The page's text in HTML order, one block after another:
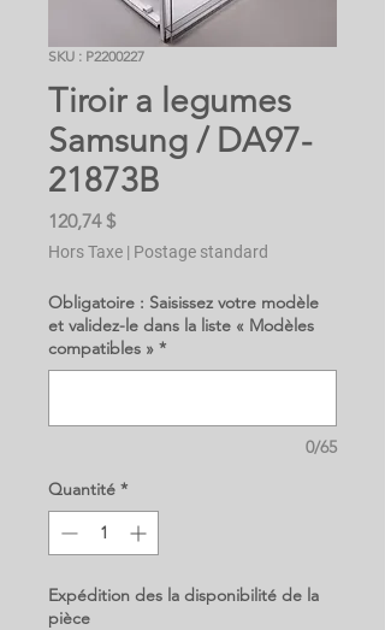
SKU : P2200227
Tiroir a legumes
Samsung / DA97-
21873B
120,74 $Prix
Hors Taxe | Postage standard
Obligatoire : Saisissez votre modèle
et validez-le dans la liste « Modèles
compatibles » *
0/65
Quantité *
Expédition des la disponibilité de la
pièce